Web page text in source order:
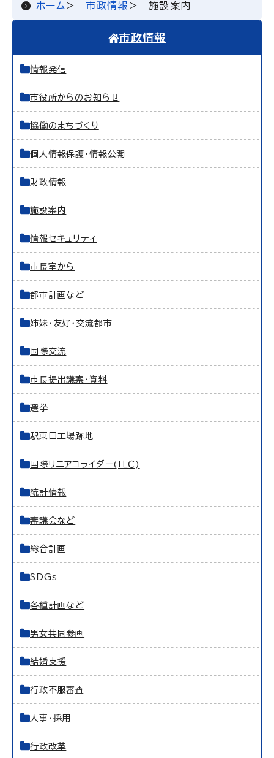
ホーム 市政情報 施設案内
市政情報
情報発信
市役所からのお知らせ
協働のまちづくり
個人情報保護・情報公開
財政情報
施設案内
情報セキュリティ
市長室から
都市計画など
姉妹・友好・交流都市
国際交流
市長提出議案・資料
選挙
駅東口工場跡地
国際リニアコライダー(ＩＬＣ)
統計情報
審議会など
総合計画
SDGs
各種計画など
男女共同参画
結婚支援
行政不服審査
人事・採用
行政改革